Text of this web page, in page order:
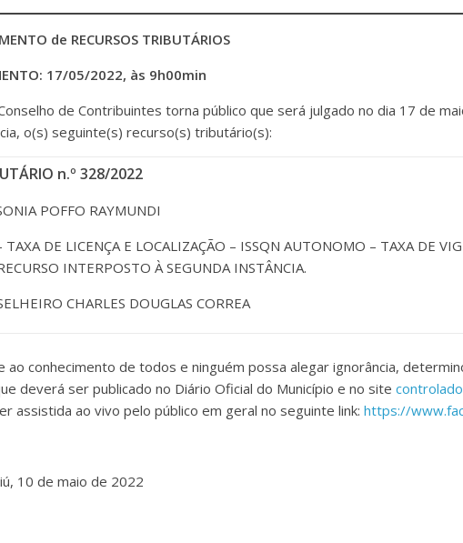
de RECURSOS TRIBUTÁRIOS
17/05/2022, às 9h00min
de Contribuintes torna público que será julgado no dia 17 de
o(s) seguinte(s) recurso(s) tributário(s):
n.º 328/2022
POFFO RAYMUNDI
TAXA DE LICENÇA E LOCALIZAÇÃO – ISSQN AUTONOMO – TAXA DE
INTERPOSTO À SEGUNDA INSTÂNCIA.
CHARLES DOUGLAS CORREA
ao conhecimento de todos e ninguém possa alegar ignorância,
deverá ser publicado no Diário Oficial do Município e no site
assistida ao vivo pelo público em geral no seguinte link: https://
10 de maio de 2022